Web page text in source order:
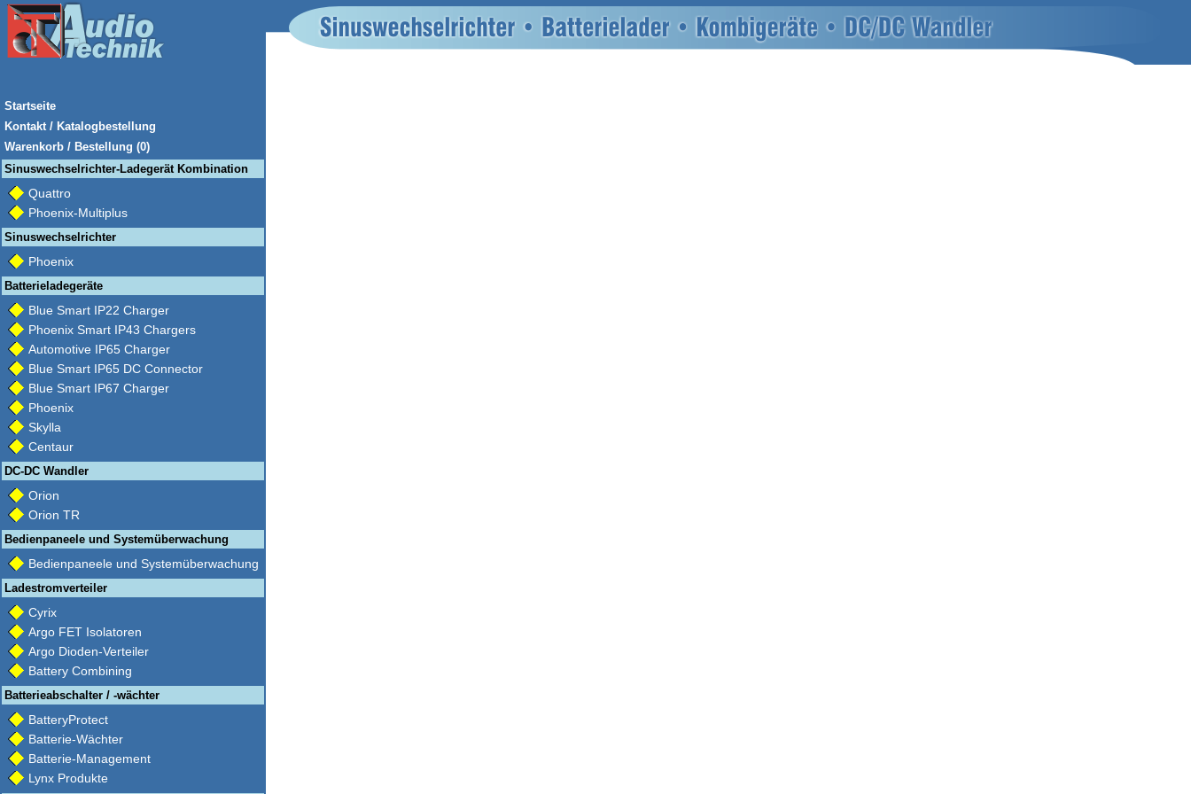
Startseite
Kontakt / Katalogbestellung
Warenkorb / Bestellung (0)
Sinuswechselrichter-Ladegerät Kombination
Quattro
Phoenix-Multiplus
Sinuswechselrichter
Phoenix
Batterieladegeräte
Blue Smart IP22 Charger
Phoenix Smart IP43 Chargers
Automotive IP65 Charger
Blue Smart IP65 DC Connector
Blue Smart IP67 Charger
Phoenix
Skylla
Centaur
DC-DC Wandler
Orion
Orion TR
Bedienpaneele und Systemüberwachung
Bedienpaneele und Systemüberwachung
Ladestromverteiler
Cyrix
Argo FET Isolatoren
Argo Dioden-Verteiler
Battery Combining
Batterieabschalter / -wächter
BatteryProtect
Batterie-Wächter
Batterie-Management
Lynx Produkte